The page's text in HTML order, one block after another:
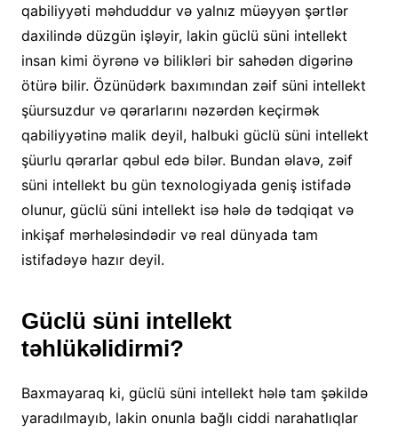
qabiliyyəti məhduddur və yalnız müəyyən şərtlər
daxilində düzgün işləyir, lakin güclü süni intellekt
insan kimi öyrənə və bilikləri bir sahədən digərinə
ötürə bilir. Özünüdərk baxımından zəif süni intellekt
şüursuzdur və qərarlarını nəzərdən keçirmək
qabiliyyətinə malik deyil, halbuki güclü süni intellekt
şüurlu qərarlar qəbul edə bilər. Bundan əlavə, zəif
süni intellekt bu gün texnologiyada geniş istifadə
olunur, güclü süni intellekt isə hələ də tədqiqat və
inkişaf mərhələsindədir və real dünyada tam
istifadəyə hazır deyil.
Güclü süni intellekt
təhlükəlidirmi?
Baxmayaraq ki, güclü süni intellekt hələ tam şəkildə
yaradılmayıb, lakin onunla bağlı ciddi narahatlıqlar